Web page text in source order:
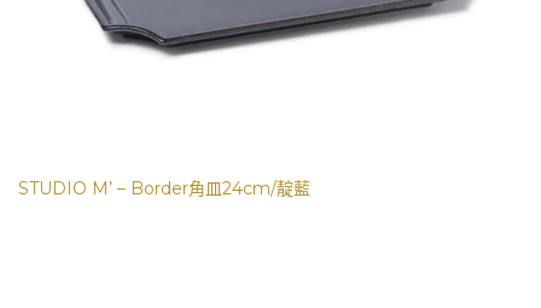
STUDIO M’ – Border角皿24cm/靛藍